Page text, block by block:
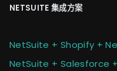
NETSUITE 集成方案
NetSuite + Shopify +
NetSuite + Salesforce